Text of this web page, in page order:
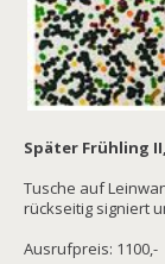
Später Frühling
Tusche auf
rückseitig signiert
Ausrufpreis: 1100,-